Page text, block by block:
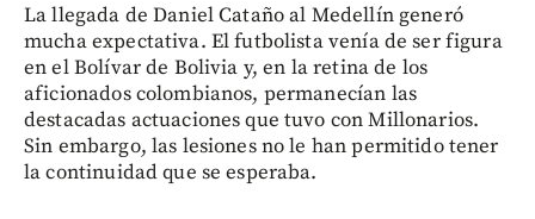
La llegada de Daniel Cataño al Medellín generó
mucha expectativa. El futbolista venía de ser figura
en el Bolívar de Bolivia y, en la retina de los
aficionados colombianos, permanecían las
destacadas actuaciones que tuvo con Millonarios.
Sin embargo, las lesiones no le han permitido tener
la continuidad que se esperaba.